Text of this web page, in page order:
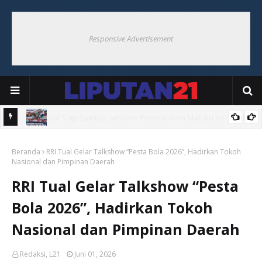
Responsive Advertisement
di Pasar Langgur
Beranda
RRI Tual Gelar Talkshow “Pesta Bola 2026”, Hadirkan Tokoh
Nasional dan Pimpinan Daerah
RRI Tual Gelar Talkshow “Pesta
Bola 2026”, Hadirkan Tokoh
Nasional dan Pimpinan Daerah
Redaksi, L21 Juni 01, 2026